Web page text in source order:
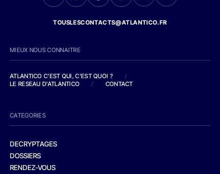
TOUSLESCONTACTS@ATLANTICO.FR
MIEUX NOUS CONNAITRE
ATLANTICO C'EST QUI, C'EST QUOI ?
/
LE RESEAU D'ATLANTICO
/ CONTACT
CATEGORIES
DECRYPTAGES
DOSSIERS
RENDEZ-VOUS